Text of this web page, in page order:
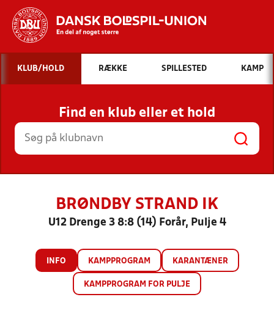
Hvad vil du søge efter?
INDHOLD OG NYHEDER
STILLINGER, RESULTATER, KLUBBER OG
HOLD
KLUB/HOLD RÆKKE SPILLESTED KAMP
Find en klub eller et hold
BRØNDBY STRAND IK
U12 Drenge 3 8:8 (14) Forår, Pulje 4
INFO KAMPPROGRAM KARANTÆNER
KAMPPROGRAM FOR PULJE